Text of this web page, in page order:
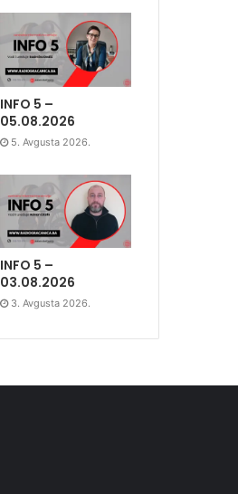
INFO 5 –
05.08.2026
5. Avgusta 2026.
INFO 5 –
03.08.2026
3. Avgusta 2026.